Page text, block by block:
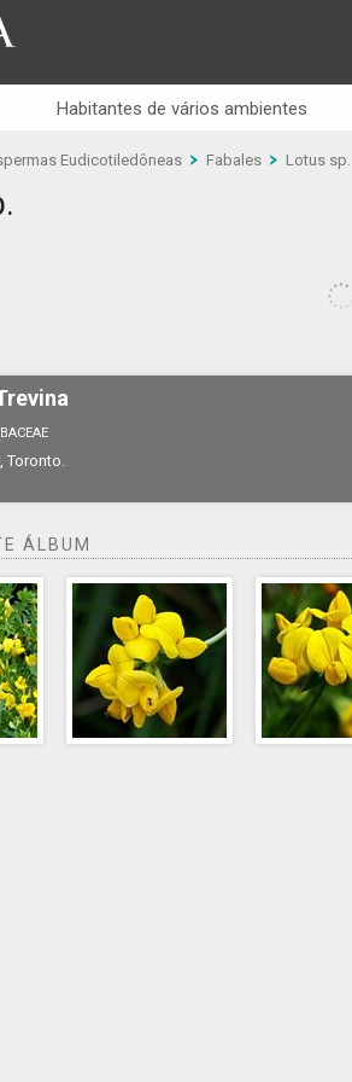
Habitantes de vários ambientes
Eudicotiledôneas Fabales Lotus sp.
Toronto.
ÁLBUM